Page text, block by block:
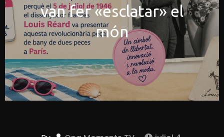
van fer «esclatar» el
món